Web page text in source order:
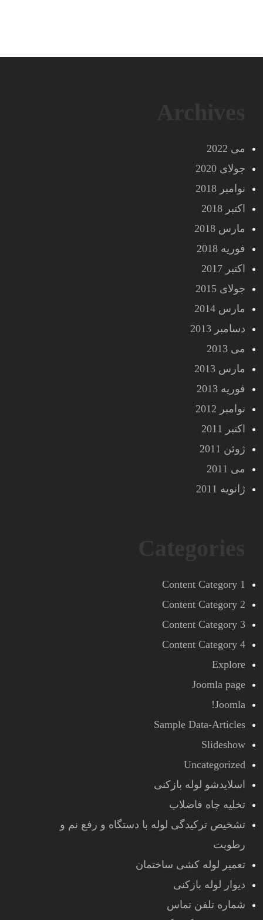
می 2022
جولای 2020
نوامبر 2018
اکتبر 2018
مارس 2018
فوریه 2018
اکتبر 2017
جولای 2015
مارس 2014
دسامبر 2013
می 2013
مارس 2013
فوریه 2013
نوامبر 2012
اکتبر 2011
ژوئن 2011
می 2011
ژانویه 2011
Content Category 1
Content Category 2
Content Category 3
Content Category 4
Explore
Joomla page
Joomla!
Sample Data-Articles
Slideshow
Uncategorized
اسلایدشو لوله بازکنی
تخلیه چاه فاضلاب
تشخیص ترکیدگی لوله با دستگاه و رفع نم و
رطوبت
تعمیر لوله کشی ساختمان
دیوار لوله بازکنی
شماره تلفن تماس